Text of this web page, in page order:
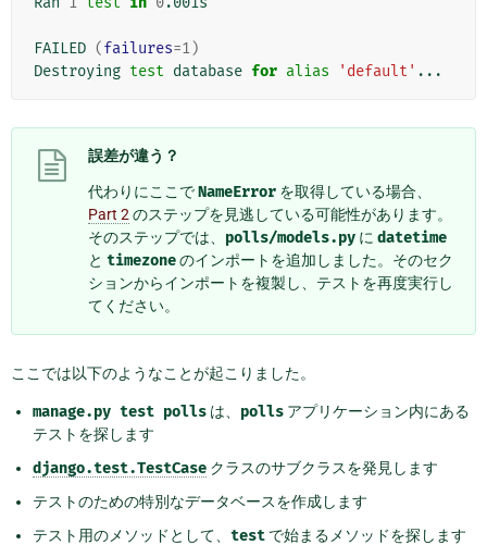
FAILED (failures=1)
Destroying test database for alias 'default'
誤差が違う？
代わりにここでNameError を取得している場合、
Part 2 のステップを見逃している可能性があります。
そのステップでは、 polls/models.py に datetime
と timezoneのインポートを追加しました。そのセク
ションからインポートを複製し、テストを再度実行し
てください。
ここでは以下のようなことが起こりました。
manage.py test polls は、 polls アプリケーション内にある
テストを探します
django.test.TestCase クラスのサブクラスを発見します
テストのための特別なデータベースを作成します
テスト用のメソッドとして、 test で始まるメソッドを探します